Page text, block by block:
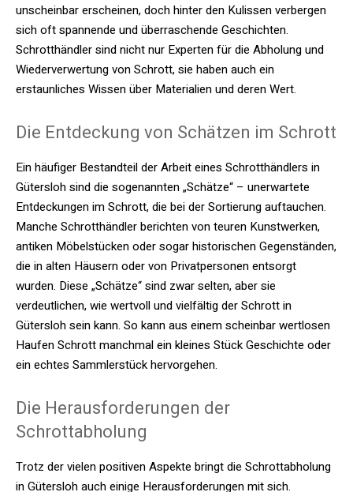
unscheinbar erscheinen, doch hinter den Kulissen verbergen
sich oft spannende und überraschende Geschichten.
Schrotthändler sind nicht nur Experten für die Abholung und
Wiederverwertung von Schrott, sie haben auch ein
erstaunliches Wissen über Materialien und deren Wert.
Die Entdeckung von Schätzen im Schrott
Ein häufiger Bestandteil der Arbeit eines Schrotthändlers in
Gütersloh sind die sogenannten „Schätze“ – unerwartete
Entdeckungen im Schrott, die bei der Sortierung auftauchen.
Manche Schrotthändler berichten von teuren Kunstwerken,
antiken Möbelstücken oder sogar historischen Gegenständen,
die in alten Häusern oder von Privatpersonen entsorgt
wurden. Diese „Schätze“ sind zwar selten, aber sie
verdeutlichen, wie wertvoll und vielfältig der Schrott in
Gütersloh sein kann. So kann aus einem scheinbar wertlosen
Haufen Schrott manchmal ein kleines Stück Geschichte oder
ein echtes Sammlerstück hervorgehen.
Die Herausforderungen der
Schrottabholung
Trotz der vielen positiven Aspekte bringt die Schrottabholung
in Gütersloh auch einige Herausforderungen mit sich.